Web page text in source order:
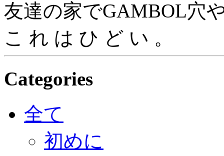
友達の家でGAMBOL穴
こ れ は ひ ど い 。
Categories
全て
初めに